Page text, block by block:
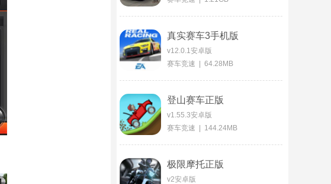
真实赛车3手机版
v12.0.1安卓版
赛车竞速 | 64.28MB
登山赛车正版
v1.55.3安卓版
赛车竞速 | 144.24MB
极限摩托正版
v2安卓版